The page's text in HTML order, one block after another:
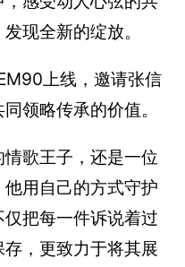
现全新的绽放。
上线，邀请张信
领略传承的价值。
歌王子，还是一位
用自己的方式守护
把每一件诉说着过
，更致力于将其展